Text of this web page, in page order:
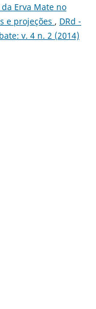
Erva Mate no
e projeções , DRd -
v. 4 n. 2 (2014)